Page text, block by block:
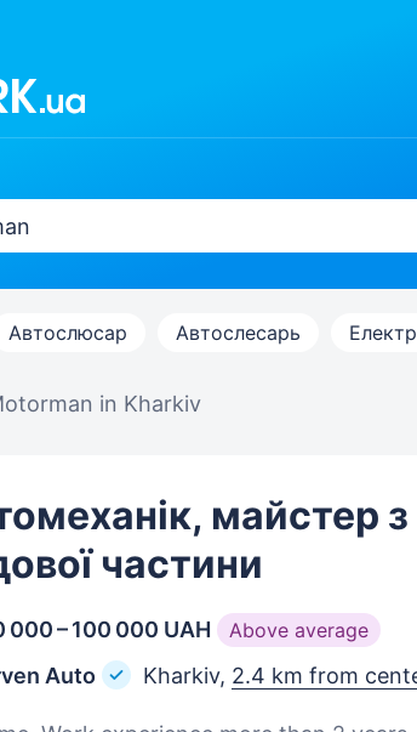
Автослюсар Автослесарь
in Kharkiv
майстер
частини
000 – 100 000 UAH Above average
Auto Kharkiv, 2.4 km from